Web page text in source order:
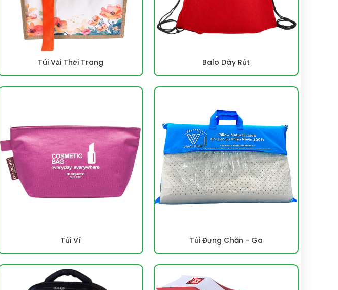
Túi Vải Thời Trang Balo Dây Rút
Túi Ví Túi Đựng Chăn - Ga